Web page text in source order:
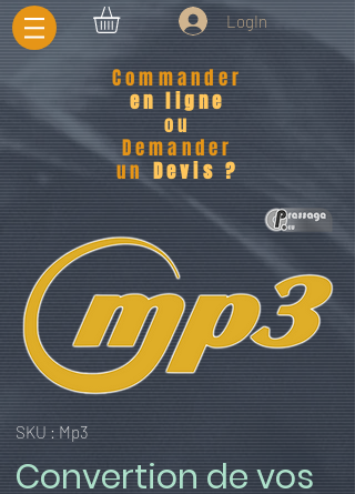
LogIn
Commander
en ligne
ou
Demander
un Devis ?
SKU : Mp3
Convertion de vos